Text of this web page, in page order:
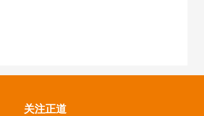
关注正道